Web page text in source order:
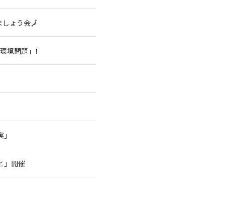
ょう会🗾
境問題」❗
」開催